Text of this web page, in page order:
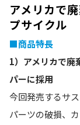
アメリカで
プサイクル
■商品特長
1）アメリカで廃
パーに採用
今回発売するサ
パーツの破損、